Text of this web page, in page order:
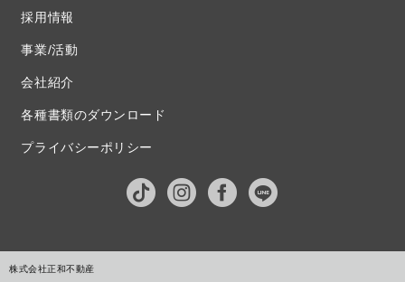
採用情報
事業/活動
会社紹介
各種書類のダウンロード
プライバシーポリシー
株式会社正和不動産